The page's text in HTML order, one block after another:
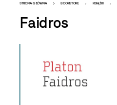
Bookstore
-
szablon
szczegóły
STRONA GŁÓWNA BOOKSTORE KSIĄŻKI
Faidros